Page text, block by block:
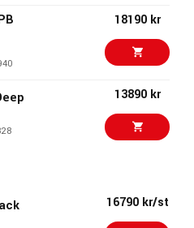
topp
Jumbo Band / 25.5”
Radie
18190 kr
13890 kr
16790 kr/st